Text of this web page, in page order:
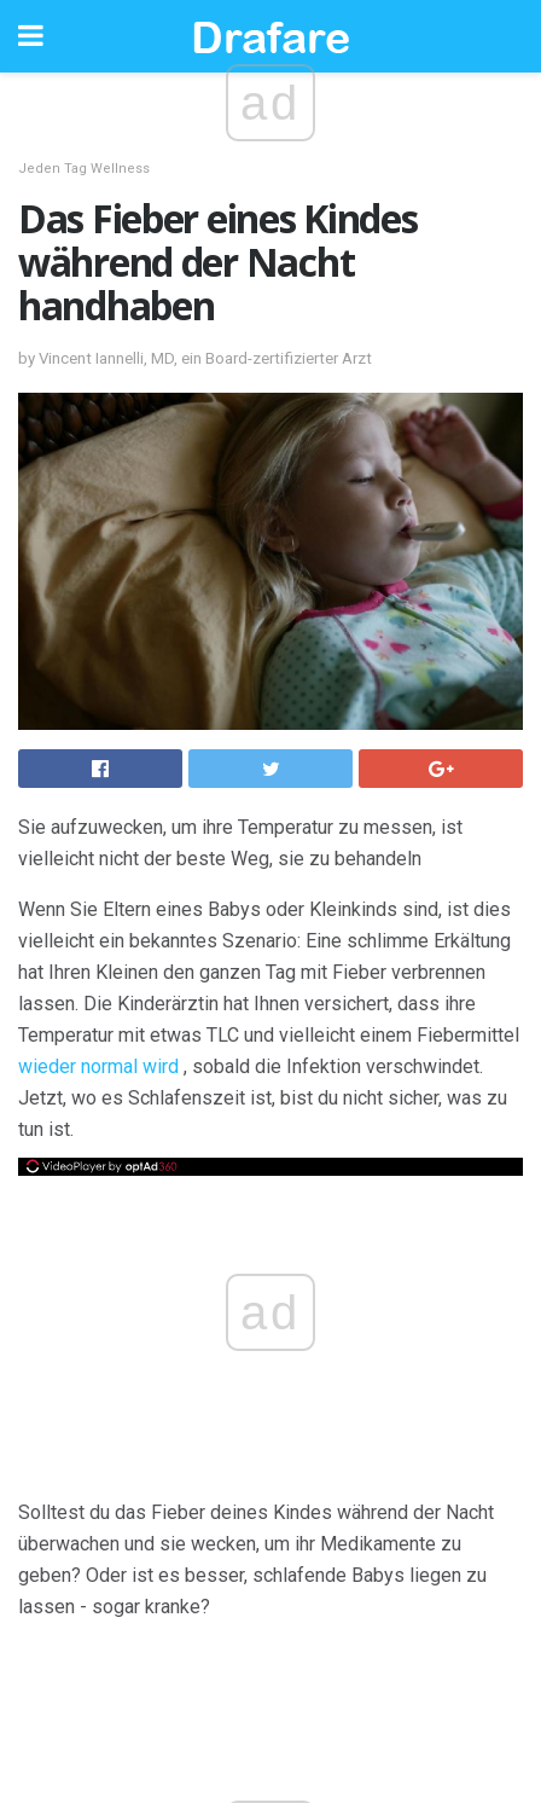
ad
Jeden Tag Wellness
Das Fieber eines Kindes
während der Nacht
handhaben
by Vincent Iannelli, MD, ein Board-zertifizierter Arzt
Sie aufzuwecken, um ihre Temperatur zu messen, ist
vielleicht nicht der beste Weg, sie zu behandeln
Wenn Sie Eltern eines Babys oder Kleinkinds sind, ist dies
vielleicht ein bekanntes Szenario: Eine schlimme Erkältung
hat Ihren Kleinen den ganzen Tag mit Fieber verbrennen
lassen. Die Kinderärztin hat Ihnen versichert, dass ihre
Temperatur mit etwas TLC und vielleicht einem Fiebermittel
wieder normal wird , sobald die Infektion verschwindet.
Jetzt, wo es Schlafenszeit ist, bist du nicht sicher, was zu
tun ist.
ad
Solltest du das Fieber deines Kindes während der Nacht
überwachen und sie wecken, um ihr Medikamente zu
geben? Oder ist es besser, schlafende Babys liegen zu
lassen - sogar kranke?